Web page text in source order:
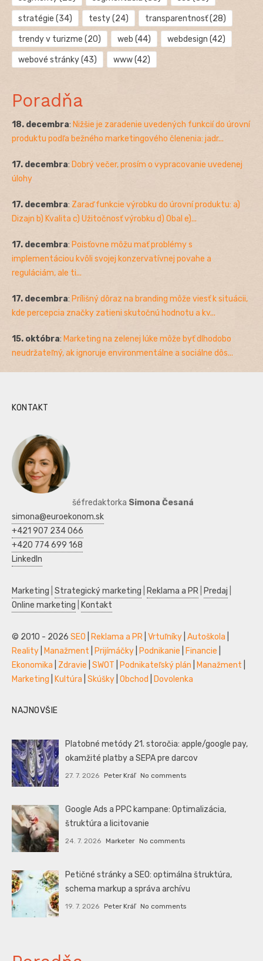
stratégie (34) testy(24) transparentnosť(28)
trendy v turizme (20) web (44) webdesign (42)
webové stránky(43) www(42)
Poradňa
18. decembra: Nižšie je zaradenie uvedených funkcií do úrovní
produktu podľa bežného marketingového členenia: jadr...
17. decembra: Dobrý večer, prosím o vypracovanie uvedenej
úlohy
17. decembra: Zaraď funkcie výrobku do úrovní produktu: a)
Dizajn b) Kvalita c) Užitočnosť výrobku d) Obal e)...
17. decembra: Poisťovne môžu mať problémy s
implementáciou kvôli svojej konzervatívnej povahe a
reguláciám, ale ti...
17. decembra: Prílišný dôraz na branding môže viesť k situácii,
kde percepcia značky zatieni skutočnú hodnotu a kv...
15. októbra: Marketing na zelenej lúke môže byť dlhodobo
neudržateľný, ak ignoruje environmentálne a sociálne dôs...
KONTAKT
šéfredaktorka Simona Česaná
simona@euroekonom.sk
+421 907 234 066
+420 774 699 168
LinkedIn
Marketing Strategický marketing Reklama a PR Predaj
Online marketing
Kontakt
© 2010 - 2026 SEO Reklama a PR Vrtuľníky Autoškola
Reality
Manažment Prijímáčky Podnikanie Financie
Ekonomika
Zdravie SWOT Podnikateľský plán Manažment
Marketing
Kultúra Skúšky Obchod Dovolenka
NAJNOVŠIE
Platobné metódy 21. storočia: apple/google pay,
okamžité platby a SEPA pre darcov
27. 7. 2026 Peter Kráľ No comments
Google Ads a PPC kampane: Optimalizácia,
štruktúra a licitovanie
24. 7. 2026 Marketer No comments
Petičné stránky a SEO: optimálna štruktúra,
schema markup a správa archívu
19. 7. 2026 Peter Kráľ No comments